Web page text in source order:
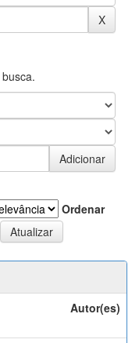
Ordenar
Autor(es)